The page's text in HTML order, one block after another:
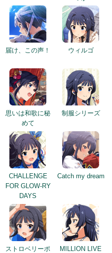
届け、この声！ ウィルゴ
思いは和歌に秘
めて
制服シリーズ
CHALLENGE
FOR GLOW-RY
DAYS
Catch my dream
ストロベリーポ MILLION LIVE